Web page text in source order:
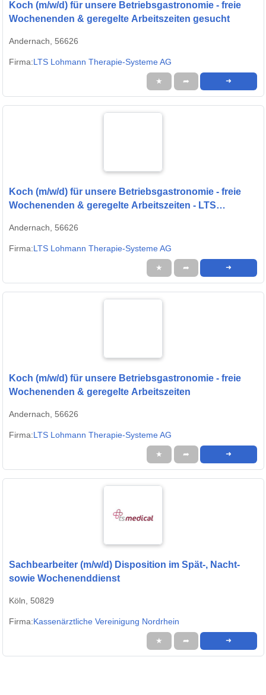
Koch (m/w/d) für unsere Betriebsgastronomie - freie
Wochenenden & geregelte Arbeitszeiten gesucht
Andernach, 56626
Firma:LTS Lohmann Therapie-Systeme AG
★ ➦ ➜
Koch (m/w/d) für unsere Betriebsgastronomie - freie
Wochenenden & geregelte Arbeitszeiten - LTS
Andernach, 56626
Firma:LTS Lohmann Therapie-Systeme AG
★ ➦ ➜
Koch (m/w/d) für unsere Betriebsgastronomie - freie
Wochenenden & geregelte Arbeitszeiten
Andernach, 56626
Firma:LTS Lohmann Therapie-Systeme AG
★ ➦ ➜
Sachbearbeiter (m/w/d) Disposition im Spät-, Nacht-
sowie Wochenenddienst
Köln, 50829
Firma:Kassenärztliche Vereinigung Nordrhein
★ ➦ ➜